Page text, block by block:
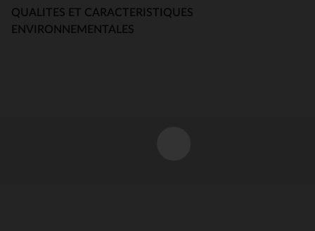
QUALITES ET CARACTERISTIQUES
ENVIRONNEMENTALES